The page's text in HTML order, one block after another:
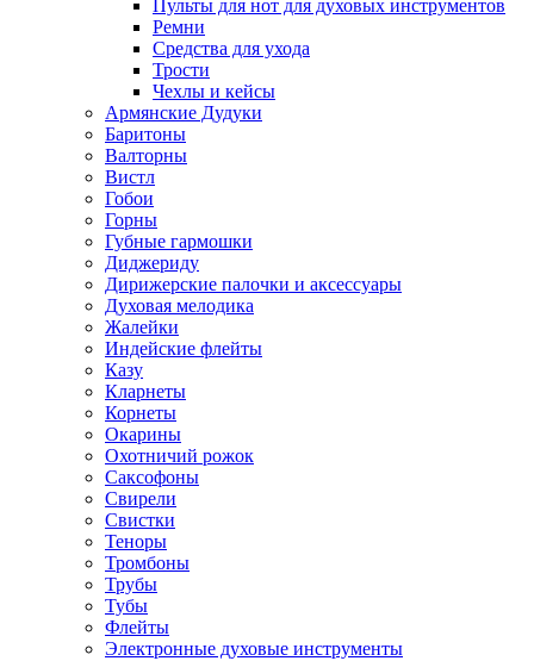
Пульты для нот для духовых инструментов
Ремни
Средства для ухода
Трости
Чехлы и кейсы
Армянские Дудуки
Баритоны
Валторны
Вистл
Гобои
Горны
Губные гармошки
Диджериду
Дирижерские палочки и аксессуары
Духовая мелодика
Жалейки
Индейские флейты
Казу
Кларнеты
Корнеты
Окарины
Охотничий рожок
Саксофоны
Свирели
Свистки
Теноры
Тромбоны
Трубы
Тубы
Флейты
Электронные духовые инструменты